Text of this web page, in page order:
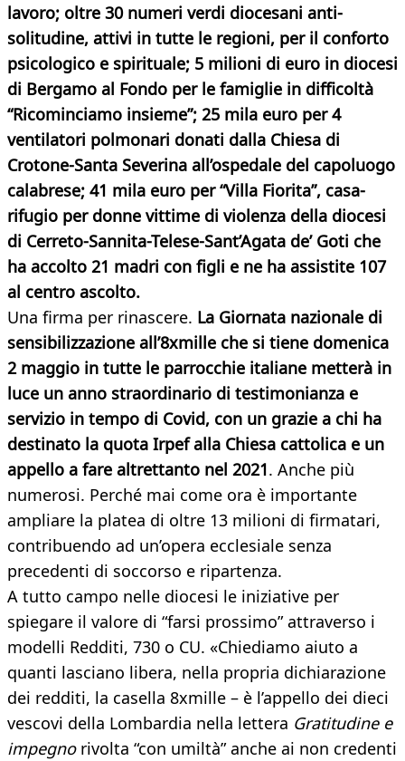
lavoro; oltre 30 numeri verdi diocesani anti-
solitudine, attivi in tutte le regioni, per il conforto
psicologico e spirituale; 5 milioni di euro in diocesi
di Bergamo al Fondo per le famiglie in difficoltà
“Ricominciamo insieme”; 25 mila euro per 4
ventilatori polmonari donati dalla Chiesa di
Crotone-Santa Severina all’ospedale del capoluogo
calabrese; 41 mila euro per “Villa Fiorita”, casa-
rifugio per donne vittime di violenza della diocesi
di Cerreto-Sannita-Telese-Sant’Agata de’ Goti che
ha accolto 21 madri con figli e ne ha assistite 107
al centro ascolto.
Una firma per rinascere. La Giornata nazionale di
sensibilizzazione all’8xmille che si tiene domenica
2 maggio in tutte le parrocchie italiane metterà in
luce un anno straordinario di testimonianza e
servizio in tempo di Covid, con un grazie a chi ha
destinato la quota Irpef alla Chiesa cattolica e un
appello a fare altrettanto nel 2021. Anche più
numerosi. Perché mai come ora è importante
ampliare la platea di oltre 13 milioni di firmatari,
contribuendo ad un’opera ecclesiale senza
precedenti di soccorso e ripartenza.
A tutto campo nelle diocesi le iniziative per
spiegare il valore di “farsi prossimo” attraverso i
modelli Redditi, 730 o CU. «Chiediamo aiuto a
quanti lasciano libera, nella propria dichiarazione
dei redditi, la casella 8xmille – è l’appello dei dieci
vescovi della Lombardia nella lettera Gratitudine e
impegnorivolta “con umiltà” anche ai non credenti